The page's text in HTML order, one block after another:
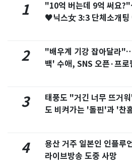
1
"10억 버는데 9억 써요
♥닉스女 3:3 단체소개팅
2
"배우계 기강 잡아달라
백' 수애, SNS 오픈·프로
3
태풍도 "거긴 너무 뜨거
도 비켜가는 '돌핀'과 '찬
4
용산 거주 일본인 인플루
라이브방송 도중 사망